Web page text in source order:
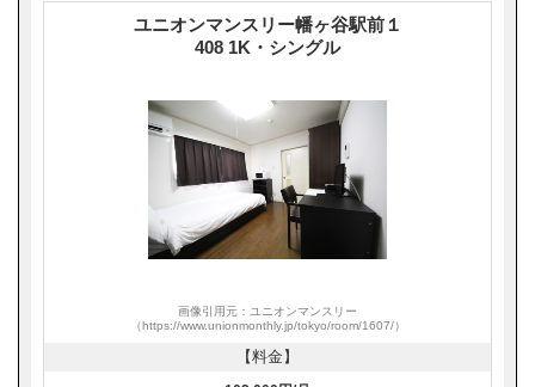
ユニオンマンスリー幡ヶ谷駅前１
408 1K・シングル
画像引用元：ユニオンマンスリー
（https://www.unionmonthly.jp/tokyo/room/1607/）
【料金】